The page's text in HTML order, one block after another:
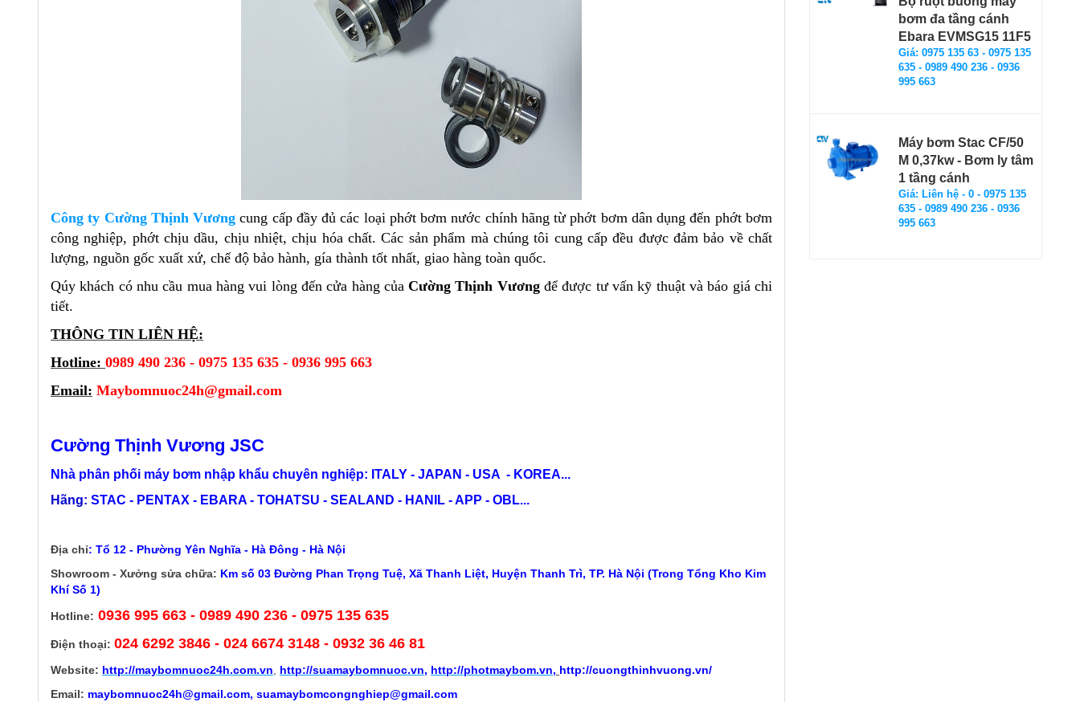
Công ty Cường Thịnh Vương cung cấp đầy đủ các loại phớt bơm nước chính hãng từ phớt bơm dân dụng đến phớt bơm
công nghiệp, phớt chịu dầu, chịu nhiệt, chịu hóa chất. Các sản phẩm mà chúng tôi cung cấp đều được đảm bảo về chất
lượng, nguồn gốc xuất xứ, chế độ bảo hành, gía thành tốt nhất, giao hàng toàn quốc.
Qúy khách có nhu cầu mua hàng vui lòng đến cửa hàng củaCường Thịnh Vươngđể được tư vấn kỹ thuật và báo giá chi
tiết.
THÔNG TIN LIÊN HỆ:
Hotline: 0989 490 236 - 0975 135 635 - 0936 995 663
Email: Maybomnuoc24h@gmail.com
Cường Thịnh Vương JSC
Nhà phân phối máy bơm nhập khẩu chuyên nghiệp: ITALY - JAPAN - USA - KOREA...
Hãng: STAC - PENTAX - EBARA - TOHATSU - SEALAND - HANIL - APP - OBL...
Địa chỉ: Tổ 12 - Phường Yên Nghĩa - Hà Đông - Hà Nội
Showroom - Xưởng sửa chữa: Km số 03 Đường Phan Trọng Tuệ, Xã Thanh Liệt, Huyện Thanh Trì, TP. Hà Nội (Trong Tổng Kho Kim
Khí Số 1)
Hotline: 0936 995 663 - 0989 490 236 - 0975 135 635
Điện thoại: 024 6292 3846 - 024 6674 3148 - 0932 36 46 81
Website: http://maybomnuoc24h.com.vn http://suamaybomnuoc.vn, http://photmaybom.vn, http://cuongthinhvuong.vn/
Email: maybomnuoc24h@gmail.com, suamaybomcongnghiep@gmail.com
bơm đa tầng cánh
Ebara EVMSG15 11F5
Giá: 0975 135 63 - 0975 135
635 - 0989 490 236 - 0936
995 663
Máy bơm Stac CF/50
M 0,37kw - Bơm ly tâm
1 tầng cánh
Giá: Liên hệ - 0 - 0975 135
635 - 0989 490 236 - 0936
995 663